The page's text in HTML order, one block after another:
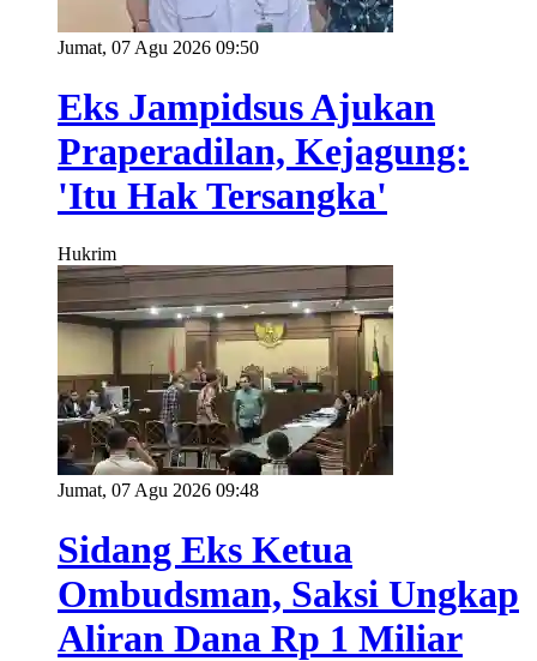
Jumat, 07 Agu 2026 09:50
Eks Jampidsus Ajukan
Praperadilan, Kejagung:
'Itu Hak Tersangka'
Hukrim
Jumat, 07 Agu 2026 09:48
Sidang Eks Ketua
Ombudsman, Saksi Ungkap
Aliran Dana Rp 1 Miliar